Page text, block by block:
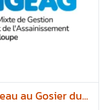
au Gosier du...